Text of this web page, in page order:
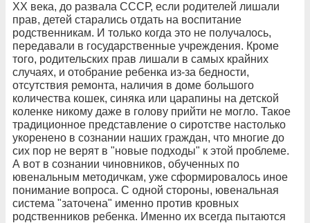
XX века, до развала СССР, если родителей лишали
прав, детей старались отдать на воспитание
родственникам. И только когда это не получалось,
передавали в государственные учреждения. Кроме
того, родительских прав лишали в самых крайних
случаях, и отобрание ребенка из-за бедности,
отсутствия ремонта, наличия в доме большого
количества кошек, синяка или царапины на детской
коленке никому даже в голову прийти не могло. Такое
традиционное представление о сиротстве настолько
укоренено в сознании наших граждан, что многие до
сих пор не верят в "новые подходы" к этой проблеме.
А вот в сознании чиновников, обученных по
ювенальным методичкам, уже сформировалось иное
понимание вопроса. С одной стороны, ювенальная
система "заточена" именно против кровных
родственников ребенка. Именно их всегда пытаются